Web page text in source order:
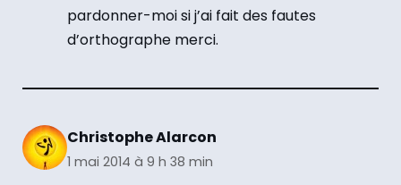
pardonner-moi si j’ai fait des fautes
d’orthographe merci.
Christophe Alarcon
1 mai 2014 à 9 h 38 min